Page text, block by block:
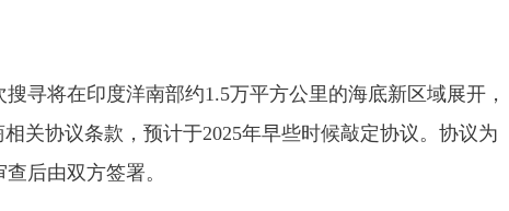
将在印度洋南部约1.5万平方公里的海底新区域展开，
关协议条款，预计于2025年早些时候敲定协议。协议为
后由双方签署。